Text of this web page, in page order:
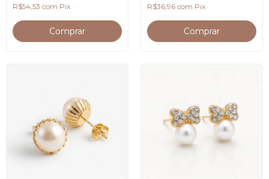
R$54,53 com Pix R$36,96 com Pix